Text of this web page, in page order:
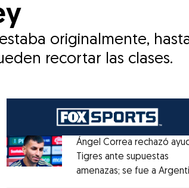
originalmente,
recortar las clases.
Opens in new window
Ángel Correa rechazó
Tigres ante supuestas
amenazas; se fue a